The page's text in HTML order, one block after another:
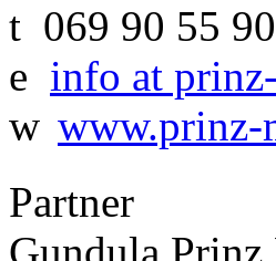
t 069 90 55
e info at
w www.prinz-
Partner
Gundula